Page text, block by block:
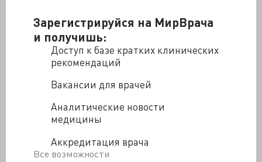
Зарегистрируйся на МирВрача
и получишь:
Доступ к базе кратких клинических
рекомендаций
Вакансии для врачей
Аналитические новости
медицины
Аккредитация врача
Все возможности
В третьем эпизоде документального сериала Андрей
семью, а его жена Аня вспоминает, как они
познакомились и ездили зайцами на электричках.
Такие Дела